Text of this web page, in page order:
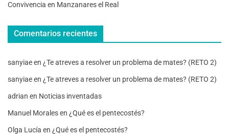
Convivencia en Manzanares el Real
Comentarios recientes
sanyiaeen ¿Te atreves a resolver un problema de mates? (RETO 2)
sanyiaeen ¿Te atreves a resolver un problema de mates? (RETO 2)
adrian en Noticias inventadas
Manuel Moralesen ¿Qué es el pentecostés?
Olga Lucía en ¿Qué es el pentecostés?